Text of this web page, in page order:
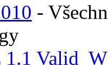
-
Valid